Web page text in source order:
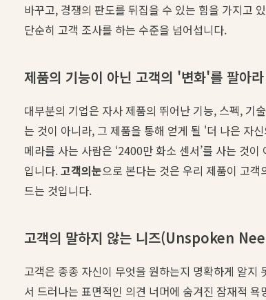
바꾸고, 경쟁의 판도를 뒤집을 수 있는 힘을 가지고
단순히 고객 조사를 하는 수준을 넘어섭니다.
제품의 기능이 아닌 고객의 '변화'를 팔아라
대부분의 기업은 자사 제품의 뛰어난 기능, 스펙, 기
는 것이 아니라, 그 제품을 통해 얻게 될 '더 나은 자
메라를 사는 사람은 ‘2400만 화소 센서’를 사는 것
입니다.고객의눈으로 본다는 것은 우리 제품이 고
드는 것입니다.
고객의 말하지 않는 니즈(Unspoken
고객은 종종 자신이 무엇을 원하는지 명확하게 알지
서 드러나는 표면적인 의견 너머에 숨겨진 잠재적 욕